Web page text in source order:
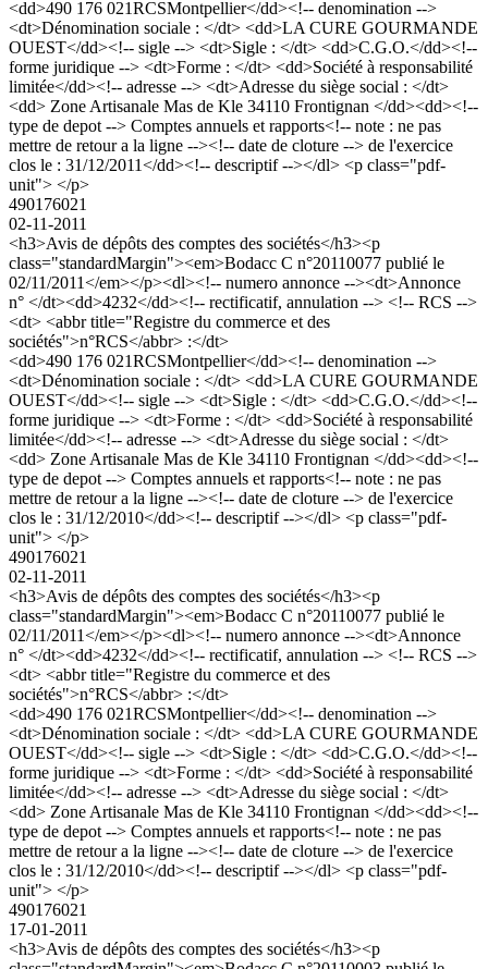
<dd>490 176 021RCSMontpellier</dd><!-- denomination -->
<dt>Dénomination sociale : </dt> <dd>LA CURE GOURMANDE
OUEST</dd><!-- sigle --> <dt>Sigle : </dt> <dd>C.G.O.</dd><!--
forme juridique --> <dt>Forme : </dt> <dd>Société à responsabilité
limitée</dd><!-- adresse --> <dt>Adresse du siège social : </dt>
<dd> Zone Artisanale Mas de Kle 34110 Frontignan </dd><dd><!--
type de depot --> Comptes annuels et rapports<!-- note : ne pas
mettre de retour a la ligne --><!-- date de cloture --> de l'exercice
clos le : 31/12/2011</dd><!-- descriptif --></dl> <p class="pdf-
unit"> </p>
490176021
02-11-2011
<h3>Avis de dépôts des comptes des sociétés</h3><p
class="standardMargin"><em>Bodacc C n°20110077 publié le
02/11/2011</em></p><dl><!-- numero annonce --><dt>Annonce
n° </dt><dd>4232</dd><!-- rectificatif, annulation --> <!-- RCS -->
<dt> <abbr title="Registre du commerce et des
sociétés">n°RCS</abbr> :</dt>
<dd>490 176 021RCSMontpellier</dd><!-- denomination -->
<dt>Dénomination sociale : </dt> <dd>LA CURE GOURMANDE
OUEST</dd><!-- sigle --> <dt>Sigle : </dt> <dd>C.G.O.</dd><!--
forme juridique --> <dt>Forme : </dt> <dd>Société à responsabilité
limitée</dd><!-- adresse --> <dt>Adresse du siège social : </dt>
<dd> Zone Artisanale Mas de Kle 34110 Frontignan </dd><dd><!--
type de depot --> Comptes annuels et rapports<!-- note : ne pas
mettre de retour a la ligne --><!-- date de cloture --> de l'exercice
clos le : 31/12/2010</dd><!-- descriptif --></dl> <p class="pdf-
unit"> </p>
490176021
02-11-2011
<h3>Avis de dépôts des comptes des sociétés</h3><p
class="standardMargin"><em>Bodacc C n°20110077 publié le
02/11/2011</em></p><dl><!-- numero annonce --><dt>Annonce
n° </dt><dd>4232</dd><!-- rectificatif, annulation --> <!-- RCS -->
<dt> <abbr title="Registre du commerce et des
sociétés">n°RCS</abbr> :</dt>
<dd>490 176 021RCSMontpellier</dd><!-- denomination -->
<dt>Dénomination sociale : </dt> <dd>LA CURE GOURMANDE
OUEST</dd><!-- sigle --> <dt>Sigle : </dt> <dd>C.G.O.</dd><!--
forme juridique --> <dt>Forme : </dt> <dd>Société à responsabilité
limitée</dd><!-- adresse --> <dt>Adresse du siège social : </dt>
<dd> Zone Artisanale Mas de Kle 34110 Frontignan </dd><dd><!--
type de depot --> Comptes annuels et rapports<!-- note : ne pas
mettre de retour a la ligne --><!-- date de cloture --> de l'exercice
clos le : 31/12/2010</dd><!-- descriptif --></dl> <p class="pdf-
unit"> </p>
490176021
17-01-2011
<h3>Avis de dépôts des comptes des sociétés</h3><p